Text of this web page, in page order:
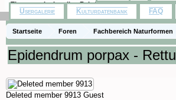
Startseite Foren
Fachbereich Naturformen
Rund um die Pflege
Epidendrum porpax -
Deleted member 9913 Guest
Themen mit aktuellen Beiträgen
Usergalerie Kulturdatenbank FAQ